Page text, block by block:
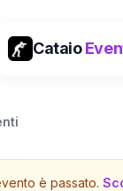
Cataio
è passato.